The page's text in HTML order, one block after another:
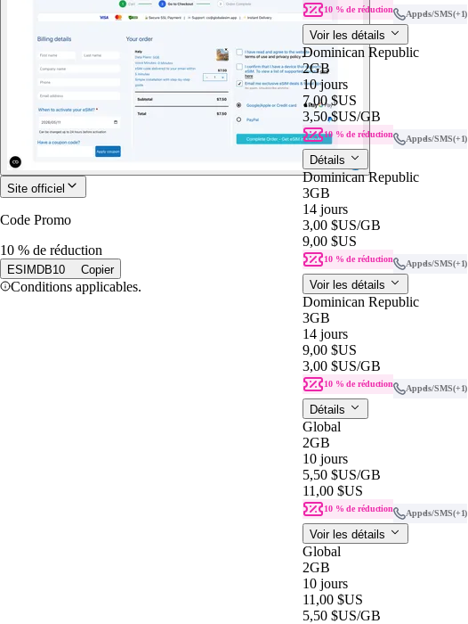
Site officiel
Code Promo
10 % de réduction
ESIMDB10 Copier
Conditions applicables.
10 % de réduction Appels/SMS(+1)
Voir les détails
Dominican Republic
2GB
10 jours
7,00 $US
3,50 $US/GB
10 % de réduction Appels/SMS(+1)
Détails
Dominican Republic
3GB
14 jours
3,00 $US/GB
9,00 $US
10 % de réduction Appels/SMS(+1)
Voir les détails
Dominican Republic
3GB
14 jours
9,00 $US
3,00 $US/GB
10 % de réduction Appels/SMS(+1)
Détails
Global
2GB
10 jours
5,50 $US/GB
11,00 $US
10 % de réduction Appels/SMS(+1)
Voir les détails
Global
2GB
10 jours
11,00 $US
5,50 $US/GB